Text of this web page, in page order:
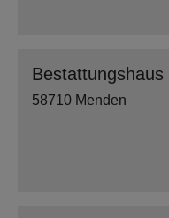
58710 Menden